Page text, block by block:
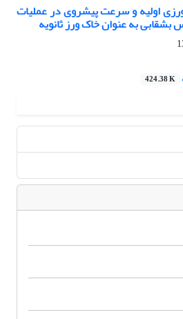
اولیه و سرعت پیشروی در عملیات
به عنوان خاک ورز ثانویه
424.38 K